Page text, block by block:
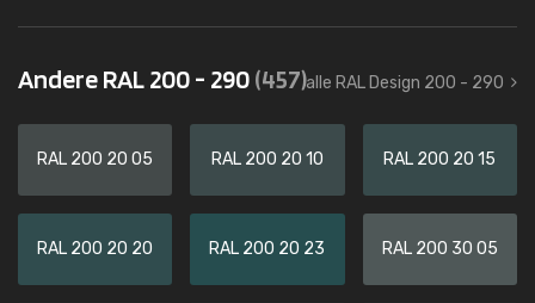
Andere RAL 200 - 290(457)alle RAL Design 200 - 290
RAL 200 20 05 RAL 200 20 10 RAL 200 20 15
RAL 200 20 20 RAL 200 20 23 RAL 200 30 05